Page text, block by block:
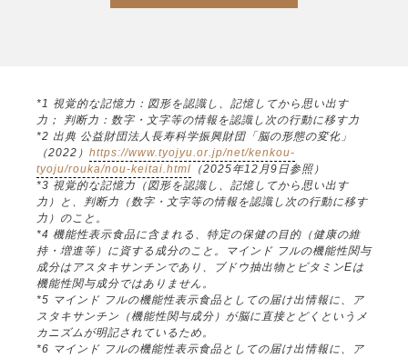
*1 視覚的な記憶力：図形を認識し、記憶してから思い出す
力； 判断力：数字・文字等の情報を認識し次の行動に移す力
*2 出典 公益財団法人長寿科学振興財団「脳の形態の変化」
（2022） https://www.tyojyu.or.jp/net/kenkou-
tyoju/rouka/nou-keitai.html （2025年12月9日参照）
*3 視覚的な記憶力（図形を認識し、記憶してから思い出す
力）と、判断力（数字・文字等の情報を認識し次の行動に移す
力）のこと。
*4 機能性表示食品に含まれる、特定の保健の目的（健康の維
持・増進等）に資する成分のこと。マインド フルの機能性関与
成分はアスタキサンチンであり、ブドウ抽出物とビタミンEは
機能性関与成分ではありません。
*5 マインド フルの機能性表示食品としての届け出情報に、ア
スタキサンチン（機能性関与成分）が脳に直接とどくというメ
カニズムが明記されているため。
*6 マインド フルの機能性表示食品としての届け出情報に、ア